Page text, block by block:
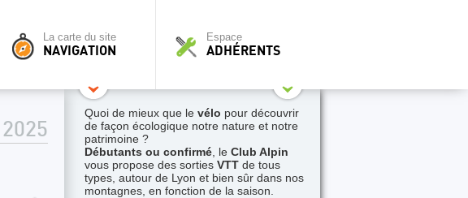
La carte du site
NAVIGATION
Espace
ADHÉRENTS
Quoi de mieux que le vélo pour découvrir
de façon écologique notre nature et notre
patrimoine ?
Débutants ou confirmé , le Club Alpin
vous propose des sorties VTT de tous
types, autour de Lyon et bien sûr dans nos
montagnes, en fonction de la saison.